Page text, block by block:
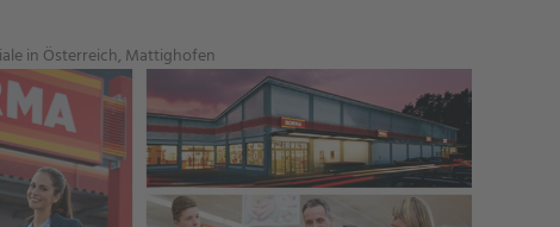
in Österreich, Mattighofen